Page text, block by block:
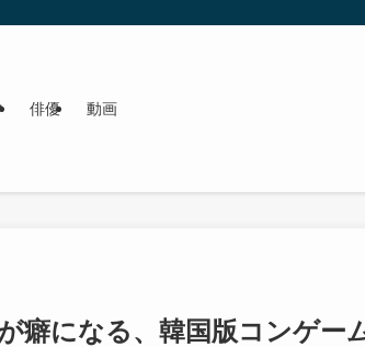
俳優 動画
癖になる、韓国版コンゲー